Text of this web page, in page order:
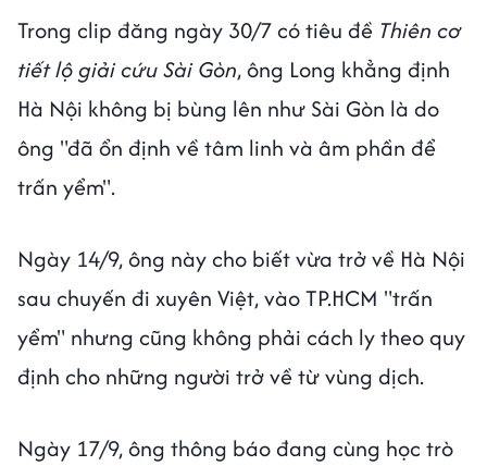
Trong clip đăng ngày 30/7 có tiêu đề Thiên cơ
tiết lộ giải cứu Sài Gòn, ông Long khẳng định
Hà Nội không bị bùng lên như Sài Gòn là do
ông "đã ổn định về tâm linh và âm phần để
trấn yểm".
Ngày 14/9, ông này cho biết vừa trở về Hà Nội
sau chuyến đi xuyên Việt, vào TP.HCM "trấn
yểm" nhưng cũng không phải cách ly theo quy
định cho những người trở về từ vùng dịch.
Ngày 17/9, ông thông báo đang cùng học trò